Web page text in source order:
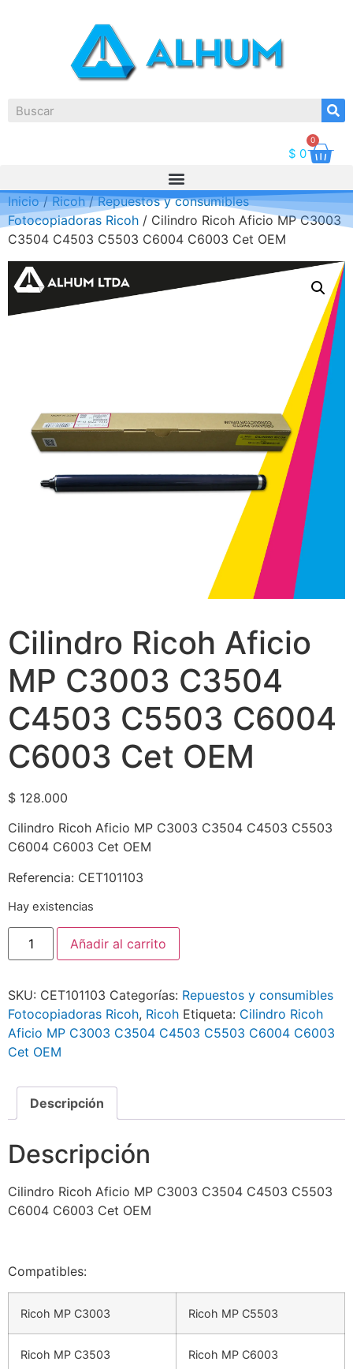
$ 0
0
Inicio/Ricoh/Repuestos y consumibles
Fotocopiadoras Ricoh / Cilindro Ricoh Aficio MP C3003
C3504 C4503 C5503 C6004 C6003 Cet OEM
Cilindro Ricoh Aficio
MP C3003 C3504
C4503 C5503 C6004
C6003 Cet OEM
$ 128.000
Cilindro Ricoh Aficio MP C3003 C3504 C4503 C5503
C6004 C6003 Cet OEM
Referencia: CET101103
Hay existencias
Añadir al carrito
SKU: CET101103 Categorías: Repuestos y consumibles
Fotocopiadoras Ricoh, Ricoh Etiqueta: Cilindro Ricoh
Aficio MP C3003 C3504 C4503 C5503 C6004 C6003
Cet OEM
Descripción
Descripción
Cilindro Ricoh Aficio MP C3003 C3504 C4503 C5503
C6004 C6003 Cet OEM
Compatibles:
Ricoh MP C3003 Ricoh MP C5503
Ricoh MP C3503 Ricoh MP C6003